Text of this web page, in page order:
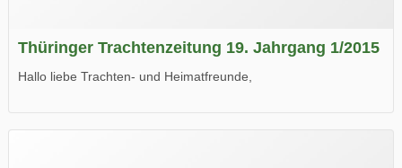
Thüringer Trachtenzeitung 19. Jahrgang 1/2015
Hallo liebe Trachten- und Heimatfreunde,
Wir wünschen Euch viel Spaß beim Lesen.